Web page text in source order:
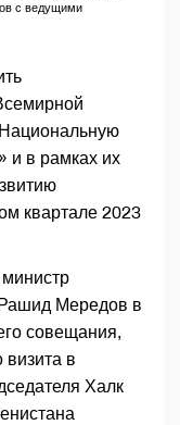
с ведущими
и в рамках их
квартале 2023
Мередов в
совещания,
визита в
Халк